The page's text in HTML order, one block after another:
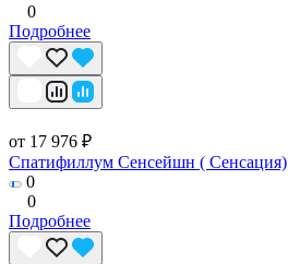
0
Подробнее
от 17 976 ₽
Спатифиллум Сенсейшн ( Сенсация)
0
0
Подробнее